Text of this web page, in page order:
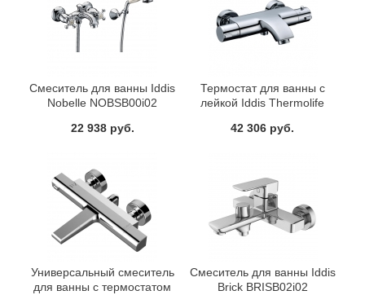
Смеситель для ванны Iddis
Nobelle NOBSB00i02
22 938 руб.
Термостат для ванны с
лейкой Iddis Thermolife
42 306 руб.
Универсальный смеситель
для ванны с термостатом
Смеситель для ванны Iddis
Brick BRISB02i02